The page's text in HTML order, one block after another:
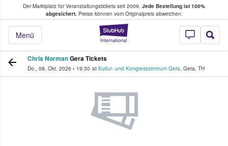
Der Marktplatz für Veranstaltungstickets seit 2009. Jede Bestellung ist 100%
abgesichert.Preise können vom Originalpreis abweichen.
StubHub - Wo
Menü
Tickets kaufen & verkaufen
Chris NormanGera Tickets
Do., 08. Okt. 2026 • 19:30 at Kultur- und Kongresszentrum Gera, Gera, TH